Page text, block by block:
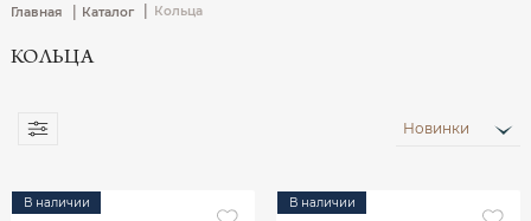
Главная | Каталог Кольца
КОЛЬЦА
Новинки
В наличии В наличии